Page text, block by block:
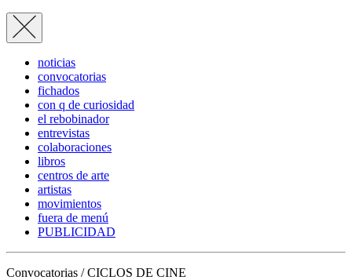
noticias
convocatorias
fichados
con q de curiosidad
el rebobinador
entrevistas
colaboraciones
libros
centros de arte
artistas
movimientos
fuera de menú
PUBLICIDAD
Convocatorias / CICLOS DE CINE